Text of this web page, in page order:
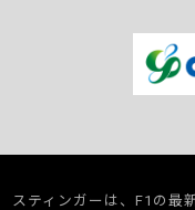
スティンガーは、F1の最